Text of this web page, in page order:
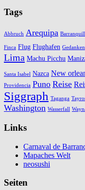
Tags
Abbruch Arequipa
Finca Flug Flughafen Gedanken
Lima Machu Picchu
Santa Isabel Nazca New
Providencia Puno Reise
Siggraph Taganga
Washington Wasserfall
Links
Carnaval de
Mapaches Welt
neosushi
Seiten